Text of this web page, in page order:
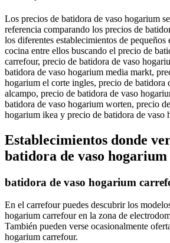
Los precios de batidora de vaso hogarium
referencia comparando los precios de
los diferentes establecimientos de pequeños
cocina entre ellos buscando el precio de
carrefour, precio de batidora de vaso
batidora de vaso hogarium media markt,
hogarium el corte ingles, precio de batidora
alcampo, precio de batidora de vaso
batidora de vaso hogarium worten, precio
hogarium ikea y precio de batidora de vaso
Establecimientos donde
batidora de vaso hogarium
batidora de vaso hogarium
En el carrefour puedes descubrir los
hogarium carrefour en la zona de
También pueden verse ocasionalmente
hogarium carrefour.